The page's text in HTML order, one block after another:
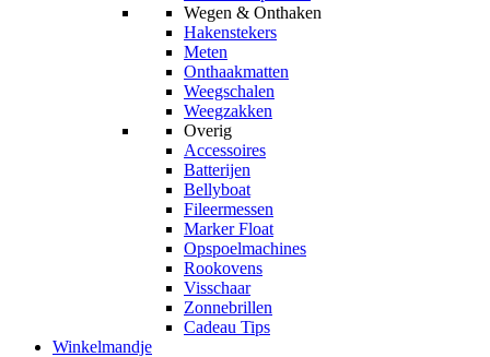
Wegen & Onthaken
Hakenstekers
Meten
Onthaakmatten
Weegschalen
Weegzakken
Overig
Accessoires
Batterijen
Bellyboat
Fileermessen
Marker Float
Opspoelmachines
Rookovens
Visschaar
Zonnebrillen
Cadeau Tips
Winkelmandje